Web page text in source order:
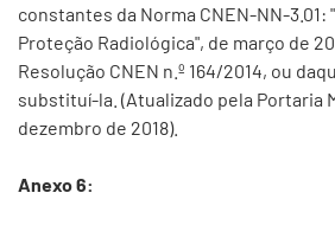
constantes da Norma CNEN-NN-3.01:
Proteção Radiológica", de março de
Resolução CNEN n.º 164/2014, ou
substituí-la. (Atualizado pela Portaria
dezembro de 2018).
Anexo 6: